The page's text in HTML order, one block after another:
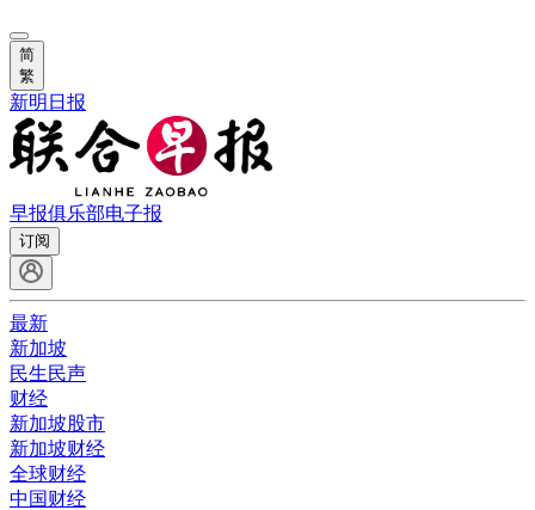
简
繁
新明日报
早报俱乐部电子报
订阅
最新
新加坡
民生民声
财经
新加坡股市
新加坡财经
全球财经
中国财经